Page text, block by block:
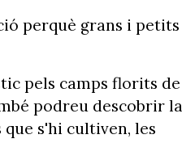
perquè grans i petits
pels camps florits de
podreu descobrir la
s'hi cultiven, les